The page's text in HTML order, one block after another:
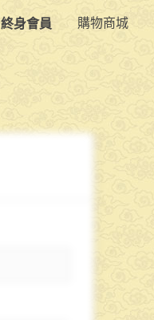
終身會員 購物商城